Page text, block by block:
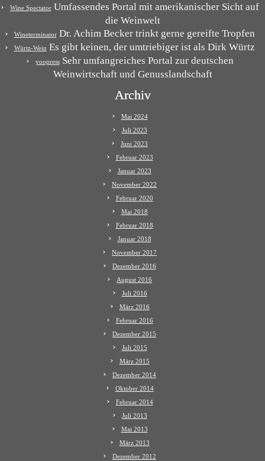
Wine SpectatorUmfassendes Portal mit amerikanischer Sicht auf
die Weinwelt
WineterminatorDr. Achim Becker trinkt gerne gereifte Tropfen
Würtz-Wein Es gibt keinen, der umtriebiger ist als Dirk Würtz
yoopressSehr umfangreiches Portal zur deutschen
Weinwirtschaft und Genusslandschaft
Archiv
Mai 2024
Juli 2023
Juni 2023
Februar 2023
Januar 2023
November 2022
Februar 2020
Mai 2018
Februar 2018
Januar 2018
November 2017
Dezember 2016
August 2016
Juli 2016
März 2016
Februar 2016
Dezember 2015
Juli 2015
März 2015
Dezember 2014
Oktober 2014
Februar 2014
Juli 2013
Mai 2013
März 2013
Dezember 2012